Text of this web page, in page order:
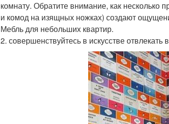
комнату. Обратите внимание, как несколько
и комод на изящных ножках) создают
Мебль для небольших квартир.
2. совершенствуйтесь в искусстве отвлекать